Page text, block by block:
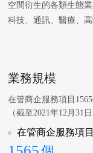
空間衍生的各類生態
科技、通訊、醫療、
業務規模
在管商企服務項目
（截至2021年12月31日
在管商企服務項目